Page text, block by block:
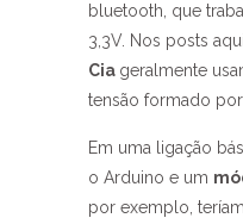
bluetooth, que
3,3V. Nos posts
Cia geralmente
tensão formado por
Em uma ligação
o Arduino e um
por exemplo,